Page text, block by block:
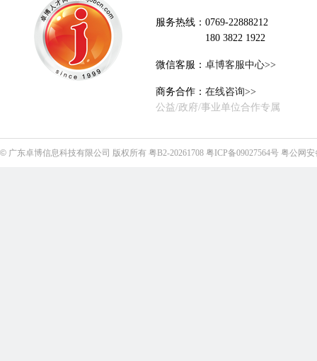
服务热线：0769-22888212
180 3822 1922
微信客服： 卓博客服中心>>
商务合作： 在线咨询>>
公益/政府/事业单位合作专属
© 广东卓博信息科技有限公司 版权所有 粤B2-20261708 粤ICP备09027564号 粤公网安